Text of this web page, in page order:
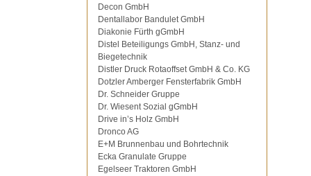
Decon GmbH
Dentallabor Bandulet GmbH
Diakonie Fürth gGmbH
Distel Beteiligungs GmbH, Stanz- und
Biegetechnik
Distler Druck Rotaoffset GmbH & Co. KG
Dotzler Amberger Fensterfabrik GmbH
Dr. Schneider Gruppe
Dr. Wiesent Sozial gGmbH
Drive in’s Holz GmbH
Dronco AG
E+M Brunnenbau und Bohrtechnik
Ecka Granulate Gruppe
Egelseer Traktoren GmbH